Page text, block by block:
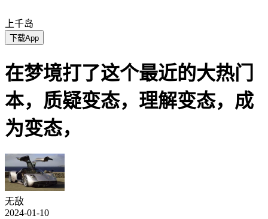
上千岛
下载App
在梦境打了这个最近的大热门
本，质疑变态，理解变态，成
为变态，
无敌
2024-01-10